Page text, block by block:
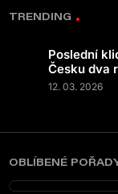
TRENDING
Poslední
Česku dva
12. 03. 2026
OBLÍBENÉ